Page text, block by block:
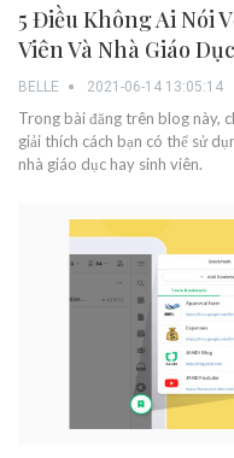
5 Điều Không Ai Nói
Viên Và Nhà Giáo
BELLE 2021-06-14 13:05:14
Trong bài đăng trên blog này,
giải thích cách bạn có thể sử
nhà giáo dục hay sinh viên.